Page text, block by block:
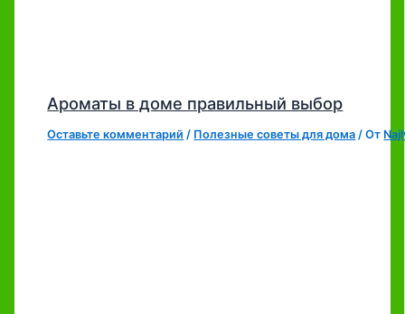
Ароматы в доме правильный выбор
Оставьте комментарий / Полезные советы для дома / От